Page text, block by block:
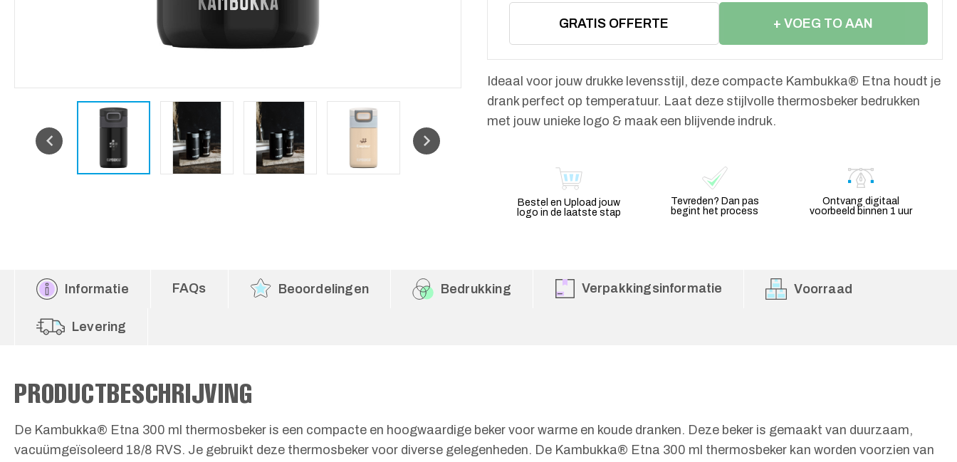
GRATIS OFFERTE + VOEG TO AAN
Ideaal voor jouw drukke levensstijl, deze compacte Kambukka® Etna houdt je
drank perfect op temperatuur. Laat deze stijlvolle thermosbeker bedrukken
met jouw unieke logo & maak een blijvende indruk.
Bestel en Upload jouw
logo in de laatste stap
Tevreden? Dan pas
begint het process
Ontvang digitaal
voorbeeld binnen 1 uur
Informatie FAQs Beoordelingen Bedrukking Verpakkingsinformatie Voorraad
Levering
PRODUCTBESCHRIJVING
De Kambukka® Etna 300 ml thermosbeker is een compacte en hoogwaardige beker voor warme en koude dranken. Deze beker is gemaakt van duurzaam,
vacuümgeïsoleerd 18/8 RVS. Je gebruikt deze thermosbeker voor diverse gelegenheden. De Kambukka® Etna 300 ml thermosbeker kan worden voorzien van